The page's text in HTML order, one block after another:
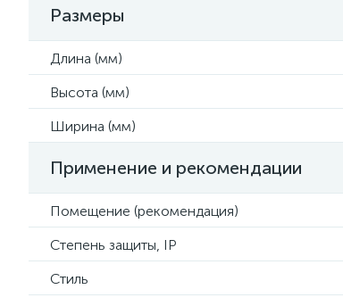
Размеры
Длина (мм)
Высота (мм)
Ширина (мм)
Применение и рекомендации
Помещение (рекомендация)
Степень защиты, IP
Стиль